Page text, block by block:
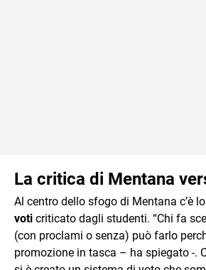
La critica di Mentana
Al centro dello sfogo di Mentana c’è
voti criticato dagli studenti. “Chi fa
(con proclami o senza) può farlo
promozione in tasca – ha spiegato -.